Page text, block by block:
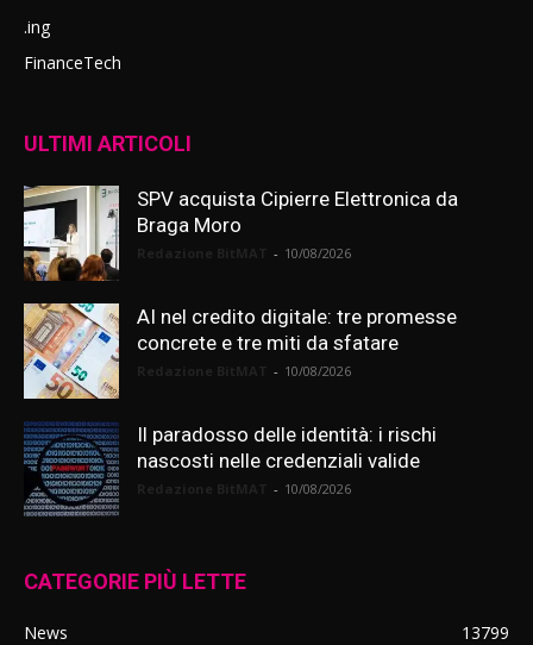
.ing
FinanceTech
ULTIMI ARTICOLI
SPV acquista Cipierre Elettronica da
Braga Moro
- 10/08/2026
AI nel credito digitale: tre promesse
concrete e tre miti da sfatare
- 10/08/2026
Il paradosso delle identità: i rischi
nascosti nelle credenziali valide
- 10/08/2026
CATEGORIE PIÙ LETTE
News
13799